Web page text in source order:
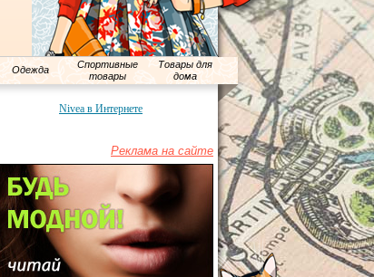
Одежда
Спортивные
товары
Товары для
дома
Nivea в Интернете
Реклама на сайте